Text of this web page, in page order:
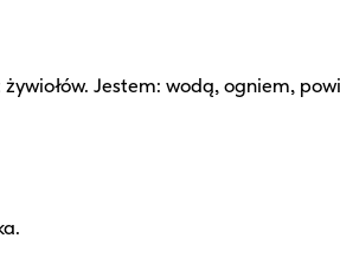
Jestem: wodą, ogniem,